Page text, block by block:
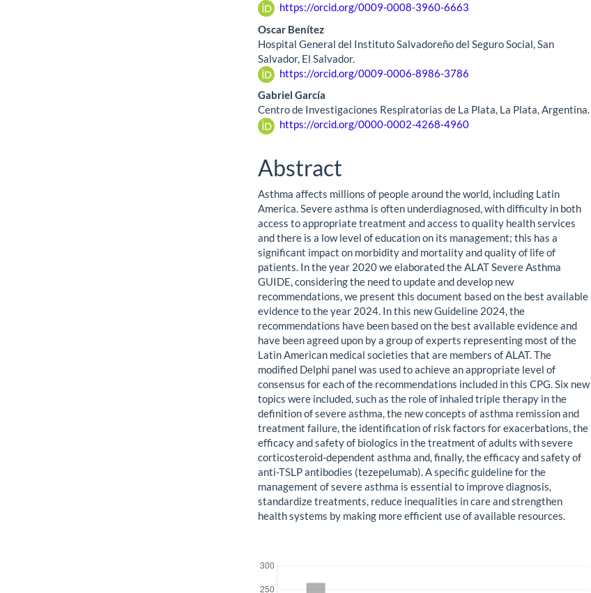
https://orcid.org/0009-0008-3960-6663
Oscar Benítez
Hospital General del Instituto Salvadoreño del Seguro Social, San
Salvador, El Salvador.
https://orcid.org/0009-0006-8986-3786
Gabriel García
Centro de Investigaciones Respiratorias de La Plata, La Plata, Argentina.
https://orcid.org/0000-0002-4268-4960
Abstract
Asthma affects millions of people around the world, including Latin
America. Severe asthma is often underdiagnosed, with difficulty in both
access to appropriate treatment and access to quality health services
and there is a low level of education on its management; this has a
significant impact on morbidity and mortality and quality of life of
patients. In the year 2020 we elaborated the ALAT Severe Asthma
GUIDE, considering the need to update and develop new
recommendations, we present this document based on the best available
evidence to the year 2024. In this new Guideline 2024, the
recommendations have been based on the best available evidence and
have been agreed upon by a group of experts representing most of the
Latin American medical societies that are members of ALAT. The
modified Delphi panel was used to achieve an appropriate level of
consensus for each of the recommendations included in this CPG. Six new
topics were included, such as the role of inhaled triple therapy in the
definition of severe asthma, the new concepts of asthma remission and
treatment failure, the identification of risk factors for exacerbations, the
efficacy and safety of biologics in the treatment of adults with severe
corticosteroid-dependent asthma and, finally, the efficacy and safety of
anti-TSLP antibodies (tezepelumab). A specific guideline for the
management of severe asthma is essential to improve diagnosis,
standardize treatments, reduce inequalities in care and strengthen
health systems by making more efficient use of available resources.